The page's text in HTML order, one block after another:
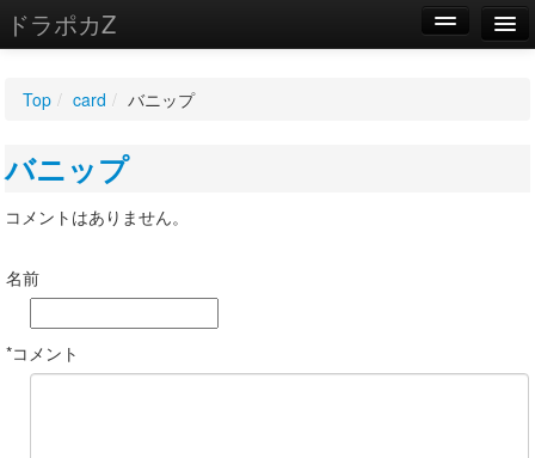
ドラポカZ
WIKI
設定
Top / card / バニップ
バニップ
コメントはありません。
名前
*コメント